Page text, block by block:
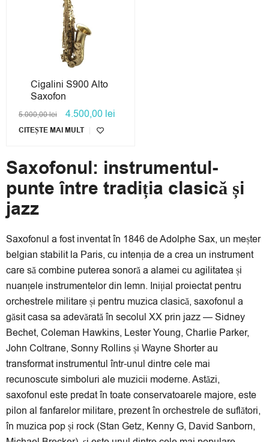
Cigalini S900 Alto
Saxofon
5.000,00lei 4.500,00 lei
CITEȘTE MAI MULT
Saxofonul: instrumentul-
punte între tradiția clasică și
jazz
Saxofonul a fost inventat în 1846 de Adolphe Sax, un meșter
belgian stabilit la Paris, cu intenția de a crea un instrument
care să combine puterea sonoră a alamei cu agilitatea și
nuanțele instrumentelor din lemn. Inițial proiectat pentru
orchestrele militare și pentru muzica clasică, saxofonul a
găsit casa sa adevărată în secolul XX prin jazz — Sidney
Bechet, Coleman Hawkins, Lester Young, Charlie Parker,
John Coltrane, Sonny Rollins și Wayne Shorter au
transformat instrumentul într-unul dintre cele mai
recunoscute simboluri ale muzicii moderne. Astăzi,
saxofonul este predat în toate conservatoarele majore, este
pilon al fanfarelor militare, prezent în orchestrele de suflători,
în muzica pop și rock (Stan Getz, Kenny G, David Sanborn,